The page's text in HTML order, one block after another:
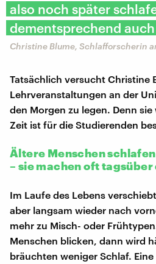
also noch später
dementsprechend
Christine Blume, Schlafforscherin
Tatsächlich versucht Christine
Lehrveranstaltungen an der
den Morgen zu legen. Denn
Zeit ist für die Studierenden
Ältere Menschen
– sie machen oft
Im Laufe des Lebens
aber langsam wieder nach
mehr zu Misch- oder
Menschen blicken, dann wird
bräuchten weniger Schlaf.